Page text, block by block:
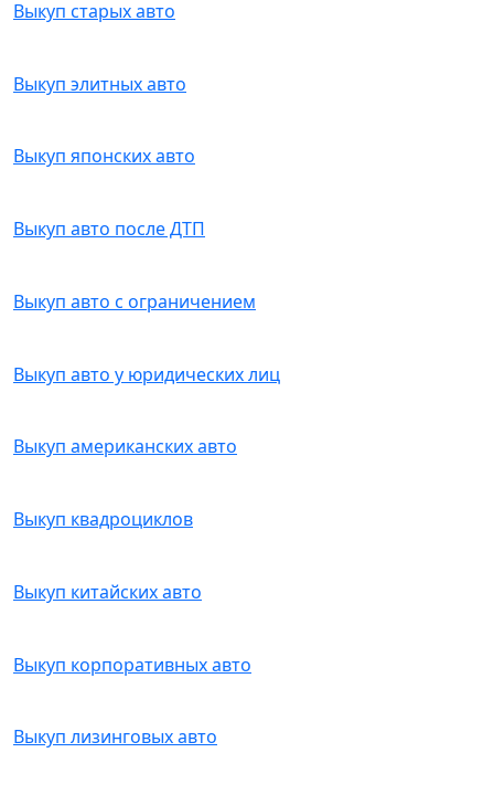
Выкуп старых авто
Выкуп элитных авто
Выкуп японских авто
Выкуп авто после ДТП
Выкуп авто с ограничением
Выкуп авто у юридических лиц
Выкуп американских авто
Выкуп квадроциклов
Выкуп китайских авто
Выкуп корпоративных авто
Выкуп лизинговых авто